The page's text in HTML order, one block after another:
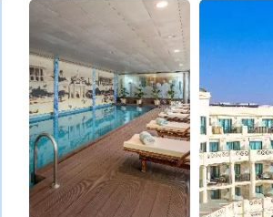
این 25 تصویر را ببینید.